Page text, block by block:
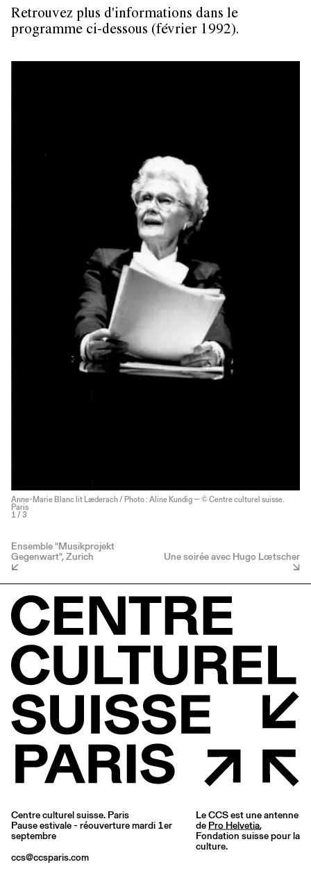
Retrouvez plus d'informations dans le
programme ci-dessous (février 1992).
Anne-Marie Blanc lit Læderach / Photo : Aline Kundig — © Centre culturel suisse.
Paris
1 / 3
Ensemble "Musikprojekt
Gegenwart", Zurich Une soirée avec Hugo Lœtscher
Centre culturel suisse. Paris
Pause estivale - réouverture mardi 1er
septembre
ccs@ccsparis.com
Le CCS est une antenne
de Pro Helvetia,
Fondation suisse pour la
culture.